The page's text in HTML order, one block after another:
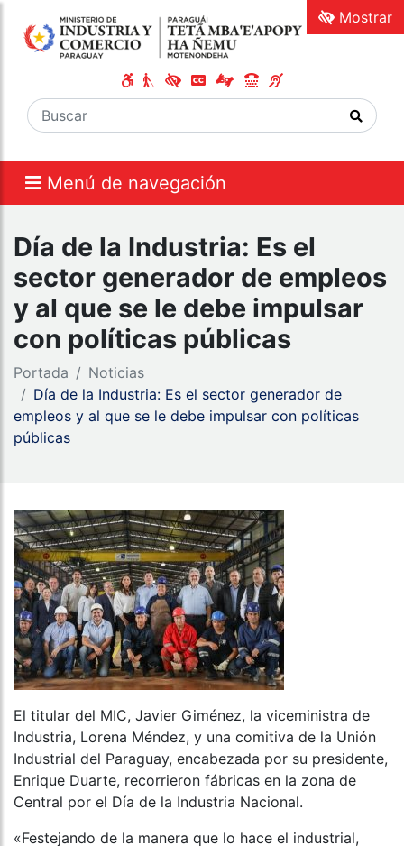
Menú de navegación
Mostrar
Día de la Industria: Es el
sector generador de empleos
y al que se le debe impulsar
con políticas públicas
Portada
Noticias
Día de la Industria: Es el sector generador de
empleos y al que se le debe impulsar con políticas
públicas
El titular del MIC, Javier Giménez, la viceministra de
Industria, Lorena Méndez, y una comitiva de la Unión
Industrial del Paraguay, encabezada por su presidente,
Enrique Duarte, recorrieron fábricas en la zona de
Central por el Día de la Industria Nacional.
«Festejando de la manera que lo hace el industrial,